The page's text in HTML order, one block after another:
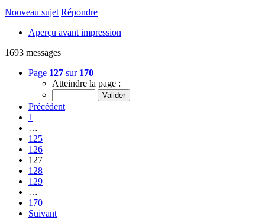
Nouveau sujet Répondre
Aperçu avant impression
1693 messages
Page 127 sur 170
Atteindre la page :
Précédent
1
…
125
126
127
128
129
…
170
Suivant